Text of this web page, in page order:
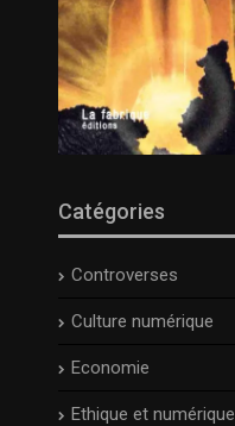
Catégories
Controverses
Culture numérique
Economie
Ethique et numérique